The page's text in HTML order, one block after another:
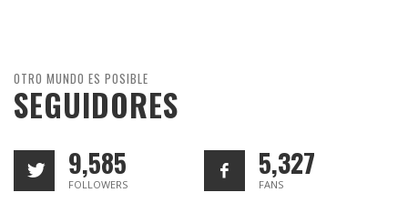
OTRO MUNDO ES POSIBLE
SEGUIDORES
9,585
FOLLOWERS
5,327
FANS